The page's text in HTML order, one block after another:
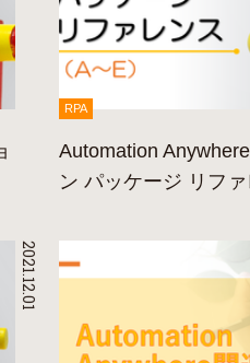
RPA
Automation
ン パッケージ リファ
2021.12.01